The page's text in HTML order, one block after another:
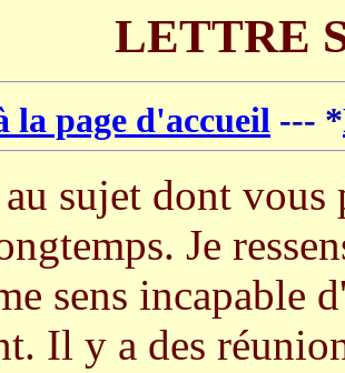
LETTRE
la page d'accueil --- *
sujet dont
Je
sens incapable
Il y a des